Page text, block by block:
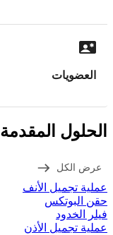
العضويات
الحلول المقدمة
عرض الكل
عملية تجميل الأنف
حقن البوتكس
فيلر الخدود
عملية تجميل الأذن